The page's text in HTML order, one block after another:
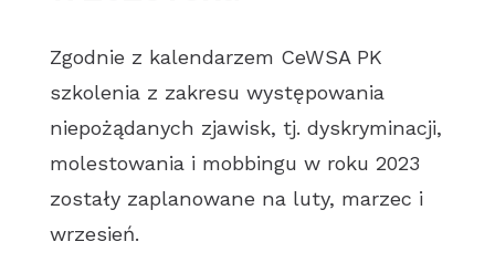
Zgodnie z kalendarzem CeWSA PK
szkolenia z zakresu występowania
niepożądanych zjawisk, tj. dyskryminacji,
molestowania i mobbingu w roku 2023
zostały zaplanowane na luty, marzec i
wrzesień.